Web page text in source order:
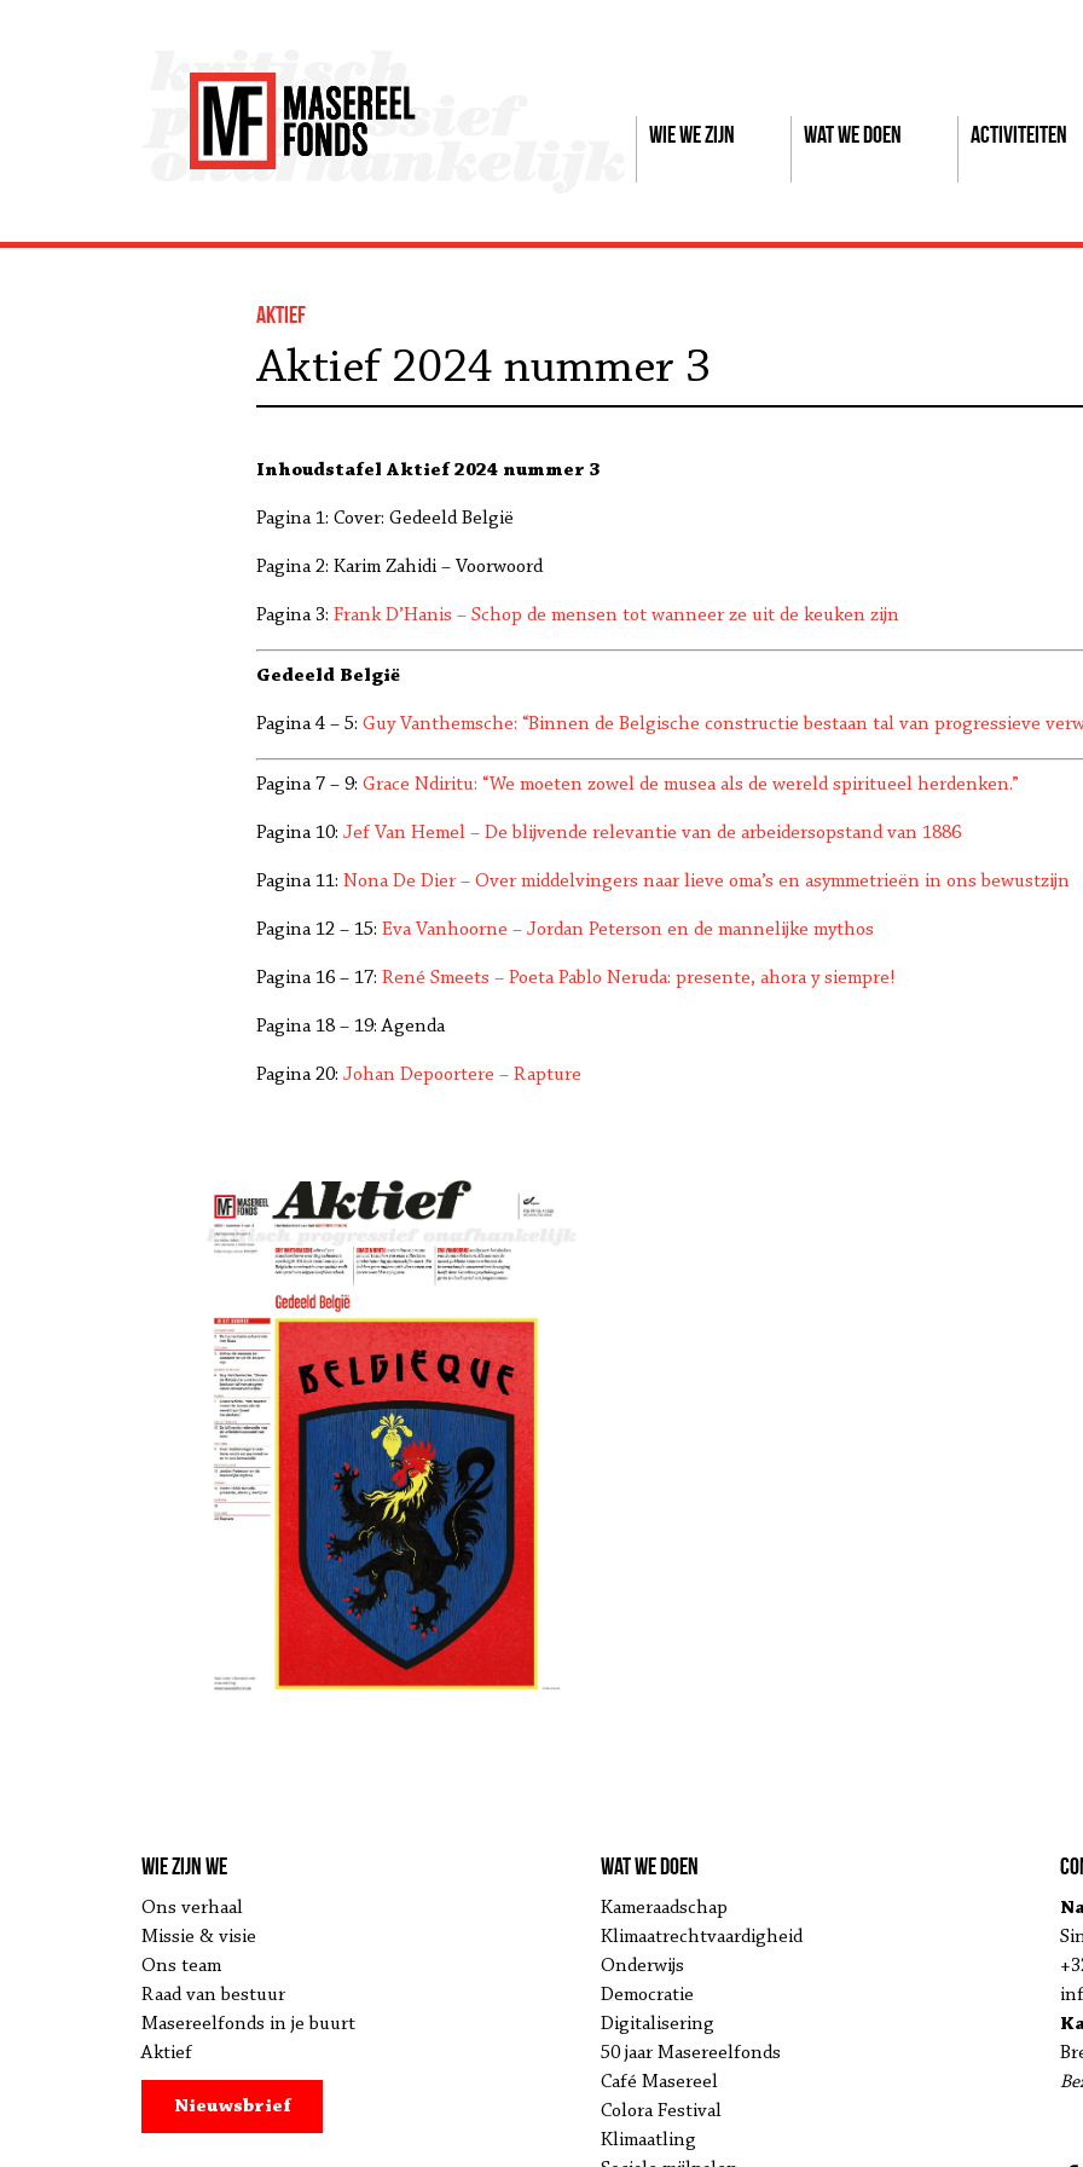
Wie we zijn Wat we doen Activiteiten
Aktief
Aktief 2024 nummer 3
Inhoudstafel Aktief 2024 nummer 3
Pagina 1: Cover: Gedeeld België
Pagina 2: Karim Zahidi – Voorwoord
Pagina 3: Frank D’Hanis – Schop de mensen tot wanneer ze uit de keuken zijn
Gedeeld België
Pagina 4 – 5: Guy Vanthemsche: “Binnen de Belgische constructie bestaan tal van progressieve
Pagina 7 – 9: Grace Ndiritu: “We moeten zowel de musea als de wereld spiritueel herdenken.”
Pagina 10: Jef Van Hemel – De blijvende relevantie van de arbeidersopstand van 1886
Pagina 11: Nona De Dier – Over middelvingers naar lieve oma’s en asymmetrieën in ons bewustzijn
Pagina 12 – 15: Eva Vanhoorne – Jordan Peterson en de mannelijke mythos
Pagina 16 – 17: René Smeets – Poeta Pablo Neruda: presente, ahora y siempre!
Pagina 18 – 19: Agenda
Pagina 20: Johan Depoortere – Rapture
Wie zijn we
Ons verhaal
Missie & visie
Ons team
Raad van bestuur
Masereelfonds in je buurt
Aktief
Nieuwsbrief
Wat we doen
Kameraadschap
Klimaatrechtvaardigheid
Onderwijs
Democratie
Digitalisering
50 jaar Masereelfonds
Café Masereel
Colora Festival
Klimaatling